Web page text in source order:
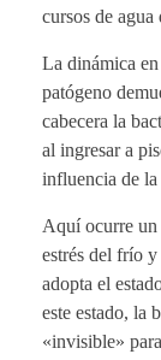
cursos de agua
La dinámica en
patógeno
cabecera la
al ingresar a
influencia de
Aquí ocurre un
estrés del frío y
adopta el
este estado, la
«invisible»